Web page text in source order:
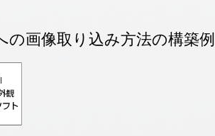
の画像取り込み方法の構築例